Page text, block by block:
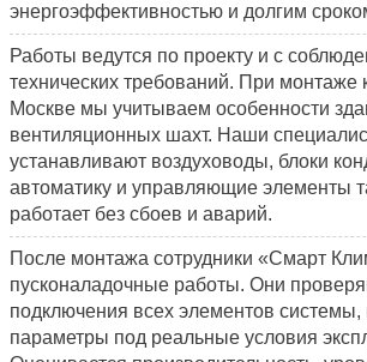
энергоэффективностью и долгим
Работы ведутся по проекту и с
технических требований. При монтаже
Москве мы учитываем особенности
вентиляционных шахт. Наши
устанавливают воздуховоды, блоки
автоматику и управляющие элементы
работает без сбоев и аварий.
После монтажа сотрудники «Смарт
пусконаладочные работы. Они
подключения всех элементов системы,
параметры под реальные условия